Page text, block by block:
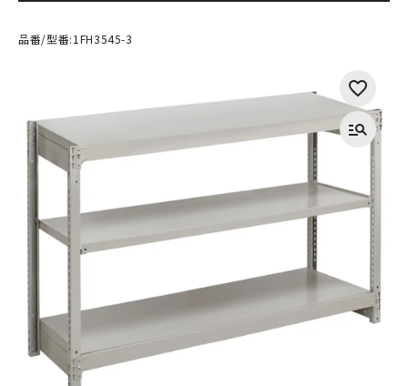
品番/型番:1FH3545-3